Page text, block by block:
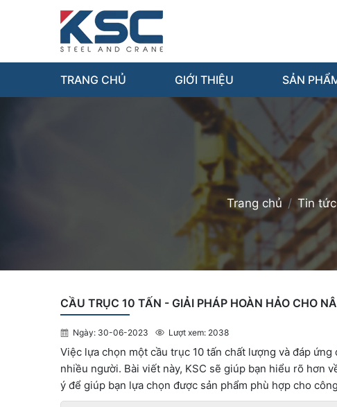
TRANG CHỦ GIỚI THIỆU SẢN
Trang chủ Tin tức
CẦU TRỤC 10 TẤN - GIẢI PHÁP HOÀN HẢO CHO
Ngày: 30-06-2023 Lượt xem: 2038
Việc lựa chọn một cầu trục 10 tấn chất lượng và đáp
nhiều người. Bài viết này, KSC sẽ giúp bạn hiểu rõ hơn
ý để giúp bạn lựa chọn được sản phẩm phù hợp cho